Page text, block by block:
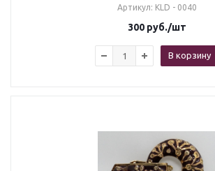
Артикул: KLD - 0040
300руб./шт
В корзину